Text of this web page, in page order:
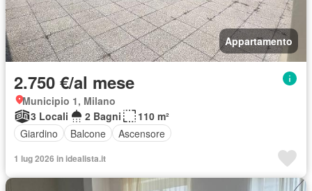
Appartamento
2.750 €/al mese
Municipio 1, Milano
3 Locali
2 Bagni
110 m²
Giardino
Balcone Ascensore
1 lug 2026 in idealista.it